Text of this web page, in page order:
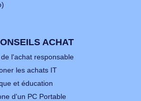
ACHAT
l'achat responsable
les achats IT
et éducation
d'un PC Portable